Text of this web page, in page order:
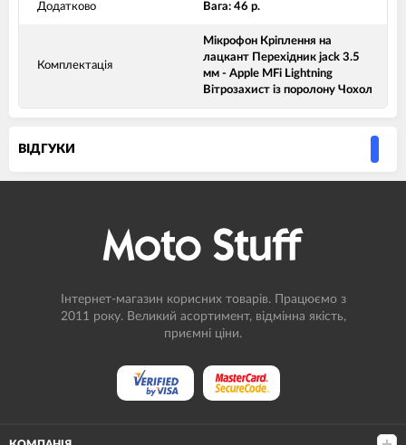
Додатково Вага: 46 р.
Комплектація
Мікрофон Кріплення на
лацкант Перехідник jack 3.5
мм - Apple MFi Lightning
Вітрозахист із поролону Чохол
ВIДГУКИ
Інтернет-магазин корисних товарів. Працюємо з
2011 року. Великий асортимент, відмінна якість,
приємні ціни.